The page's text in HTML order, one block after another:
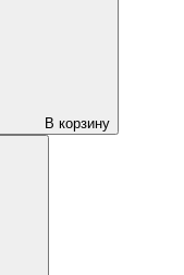
В корзину